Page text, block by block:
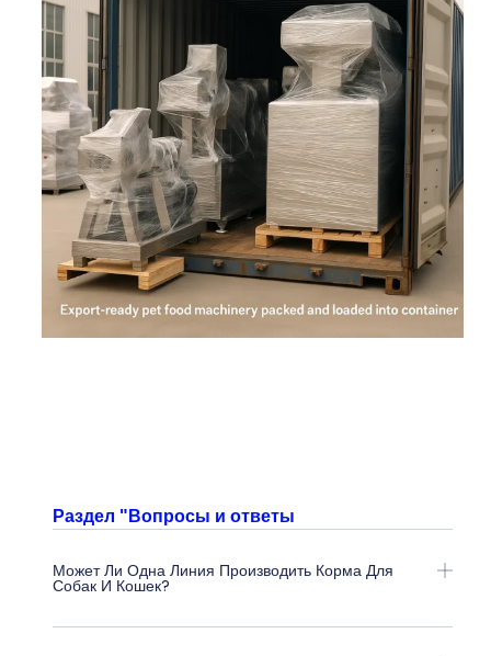
Раздел "Вопросы и ответы
Может Ли Одна Линия Производить Корма Для
Собак И Кошек?